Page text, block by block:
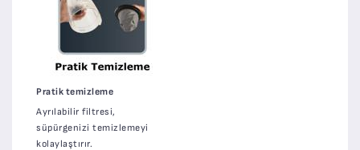
Pratik temizleme
Ayrılabilir filtresi,
süpürgenizi temizlemeyi
kolaylaştırır.